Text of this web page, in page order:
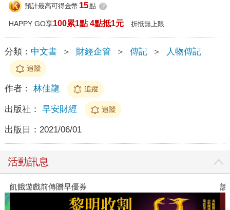
預計最高可得金幣 15點 ?
HAPPY GO享100累1點 4點抵1元 折抵無上限
分類： 中文書 ＞ 財經企管 ＞ 傳記 ＞ 人物傳記
追蹤
作者： 林佳龍 追蹤
出版社： 早安財經 追蹤
出版日： 2021/06/01
活動訊息
讀懂全球首富極限思維